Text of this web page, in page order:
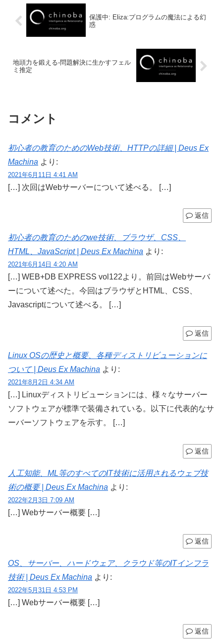
保護中: Eliza:プログラムの魔法による幻
惑
地頭力を鍛える-問題解決に生かすフェル
ミ推定
コメント
初心者の教育のためのWeb技術、HTTPの詳細 | Deus Ex
Machina より:
2021年6月11日 4:41 AM
[…] 次回はWebサーバーについて述べる。 […]
返信
初心者の教育のためのwe技術、ブラウザ、CSS、
HTML、JavaScript | Deus Ex Machina より:
2021年6月14日 4:20 AM
[…] WEB+DB EXPRESS vol122より。前回はWebサーバ
ーについて述べた。今回はブラウザとHTML、CSS、
Javascriptについて述べる。 […]
返信
Linux OSの歴史と概要、各種ディストリビューションに
ついて | Deus Ex Machina より:
2021年8月2日 4:34 AM
[…] Linuxディストリビューションには、様々なサーバー
ソフトウェアが標準で装備されている。以下に代表的なサ
ーバーソフトウェアを示す。 […]
返信
人工知能、ML等のすべてのIT技術に活用されるウェブ技
術の概要 | Deus Ex Machina より:
2022年2月3日 7:09 AM
[…] Webサーバー概要 […]
返信
OS、サーバー、ハードウェア、クラウド等のITインフラ
技術 | Deus Ex Machina より:
2022年5月31日 4:53 PM
[…] Webサーバー概要 […]
返信